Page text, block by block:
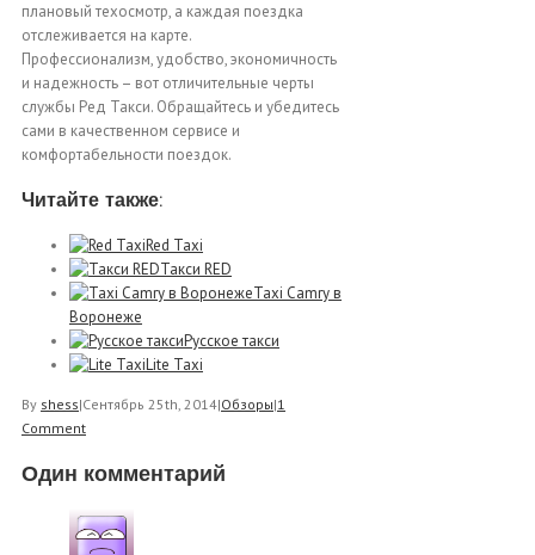
плановый техосмотр, а каждая поездка
отслеживается на карте.
Профессионализм, удобство, экономичность
и надежность – вот отличительные черты
службы Ред Такси. Обращайтесь и убедитесь
сами в качественном сервисе и
комфортабельности поездок.
Читайте также:
Red Taxi
Такси RED
Taxi Camry в
Воронеже
Русское такси
Lite Taxi
By shess|Сентябрь 25th, 2014|Обзоры|1
Comment
Один комментарий